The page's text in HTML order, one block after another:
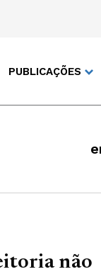
PUBLICAÇÕES
não